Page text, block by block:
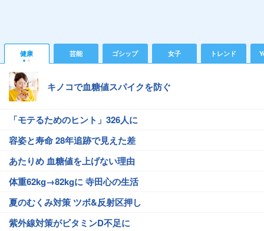
健康 芸能 ゴシップ 女子 トレンド
キノコで血糖値スパイクを防ぐ
「モテるためのヒント」326人に
容姿と寿命 28年追跡で見えた差
あたりめ 血糖値を上げない理由
体重62kg→82kgに 寺田心の生活
夏のむくみ対策 ツボ&反射区押し
紫外線対策がビタミンD不足に